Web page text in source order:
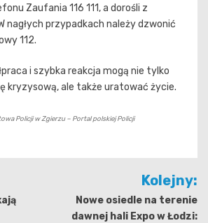
Zaufania 116 111, a dorośli z
nagłych przypadkach należy dzwonić
112.
i szybka reakcja mogą nie tylko
kryzysową, ale także uratować życie.
Policji w Zgierzu – Portal polskiej Policji
Kolejny:
Nowe osiedle na terenie
dawnej hali Expo w Łodzi: